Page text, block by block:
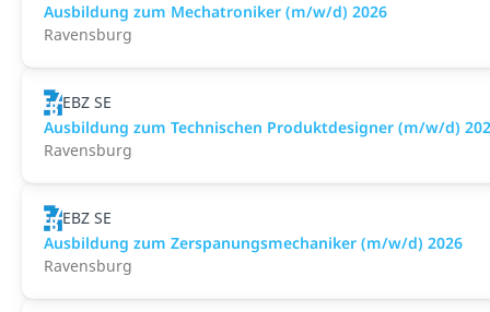
Ausbildung zum Mechatroniker (m/w/d) 2026
Ravensburg
EBZ SE
Ausbildung zum Technischen Produktdesigner (m/w/d)
Ravensburg
EBZ SE
Ausbildung zum Zerspanungsmechaniker (m/w/d) 2026
Ravensburg